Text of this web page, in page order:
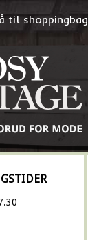
til shoppingbag